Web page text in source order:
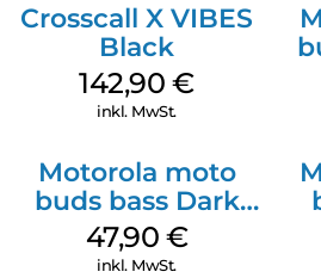
Crosscall X VIBES
Black
142,90€
inkl. MwSt.
Motorola moto
buds bass Dark
Shadow
47,90 €
inkl. MwSt.